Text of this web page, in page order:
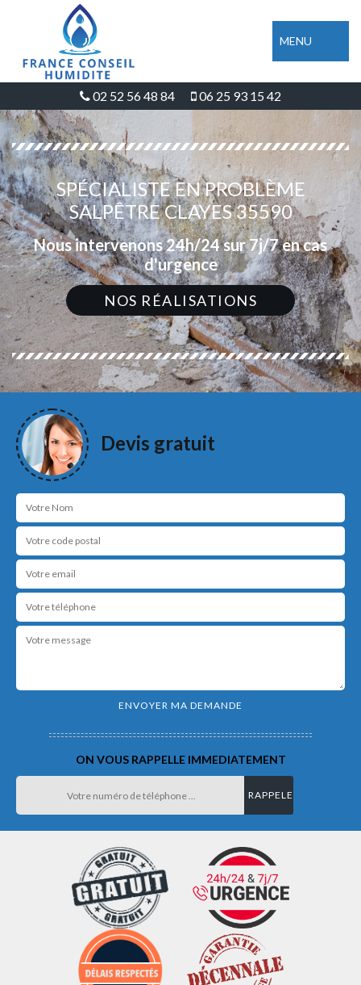
MENU
02 52 56 48 84 06 25 93 15 42
SPÉCIALISTE EN PROBLÈME
SALPÊTRE CLAYES 35590
Nous intervenons 24h/24 sur 7j/7 en cas
d'urgence
NOS RÉALISATIONS
Devis gratuit
ON VOUS RAPPELLE IMMEDIATEMENT